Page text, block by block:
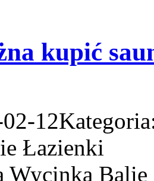
kupić
12
Łazienki
Wycinka